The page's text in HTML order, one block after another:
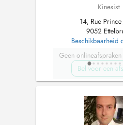
Kinesist
14, Rue Prince
9052
Beschikbaarheid
Geen
Bel voor een